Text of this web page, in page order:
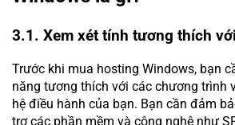
3.1. Xem xét tính tương thích
Trước khi mua hosting Windows, bạn
năng tương thích với các chương trình
hệ điều hành của bạn. Bạn cần đảm
trợ các phần mềm và công nghệ như